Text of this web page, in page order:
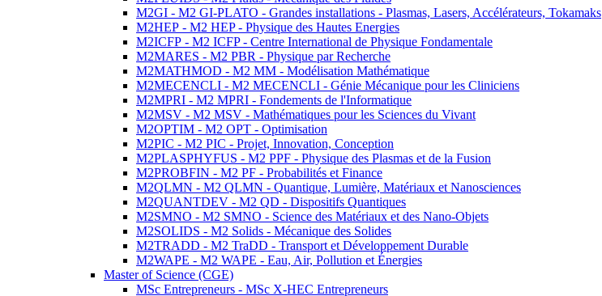
M2GI - M2 GI-PLATO - Grandes installations - Plasmas, Lasers, Accélérateurs, Tokamaks
M2HEP - M2 HEP - Physique des Hautes Energies
M2ICFP - M2 ICFP - Centre International de Physique Fondamentale
M2MARES - M2 PBR - Physique par Recherche
M2MATHMOD - M2 MM - Modélisation Mathématique
M2MECENCLI - M2 MECENCLI - Génie Mécanique pour les Cliniciens
M2MPRI - M2 MPRI - Fondements de l'Informatique
M2MSV - M2 MSV - Mathématiques pour les Sciences du Vivant
M2OPTIM - M2 OPT - Optimisation
M2PIC - M2 PIC - Projet, Innovation, Conception
M2PLASPHYFUS - M2 PPF - Physique des Plasmas et de la Fusion
M2PROBFIN - M2 PF - Probabilités et Finance
M2QLMN - M2 QLMN - Quantique, Lumière, Matériaux et Nanosciences
M2QUANTDEV - M2 QD - Dispositifs Quantiques
M2SMNO - M2 SMNO - Science des Matériaux et des Nano-Objets
M2SOLIDS - M2 Solids - Mécanique des Solides
M2TRADD - M2 TraDD - Transport et Développement Durable
M2WAPE - M2 WAPE - Eau, Air, Pollution et Énergies
Master of Science (CGE)
MSc Entrepreneurs - MSc X-HEC Entrepreneurs